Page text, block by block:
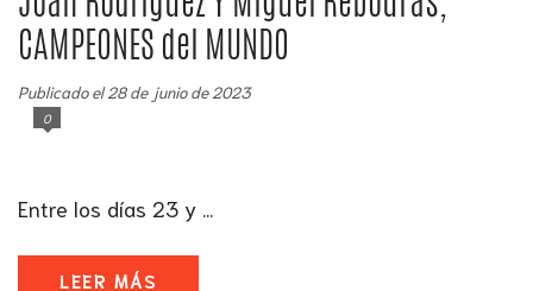
CAMPEONES del MUNDO
Publicado el 28 de junio de 2023
0
Entre los días 23 y ...
LEER MÁS